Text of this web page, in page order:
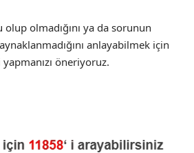
olmadığını ya da sorunun
anlayabilmek için
öneriyoruz.